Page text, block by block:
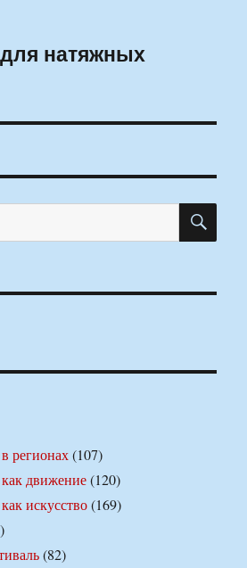
натяжных
регионах(107)
движение(120)
искусство(169)
(82)